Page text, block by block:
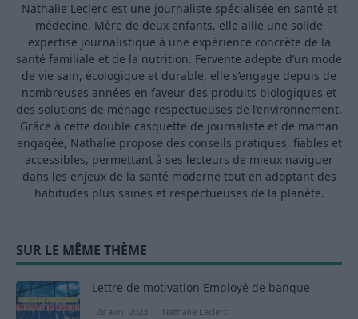
Nathalie Leclerc est une journaliste spécialisée en santé et
médecine. Mère de deux enfants, elle allie une solide
expertise journalistique à une expérience concrète de la
santé familiale et de la nutrition. Fervente adepte d’un mode
de vie sain, écologique et durable, elle s’engage depuis de
nombreuses années en faveur des produits biologiques et
des solutions de ménage respectueuses de l’environnement.
Grâce à cette double casquette de journaliste et de maman
engagée, Nathalie propose des conseils pratiques, fiables et
accessibles, permettant à ses lecteurs de mieux naviguer
dans les enjeux de la santé moderne tout en adoptant des
habitudes plus saines et respectueuses de la planète.
SUR LE MÊME THÈME
Lettre de motivation Employé de banque
28 avril 2023 Nathalie Leclerc